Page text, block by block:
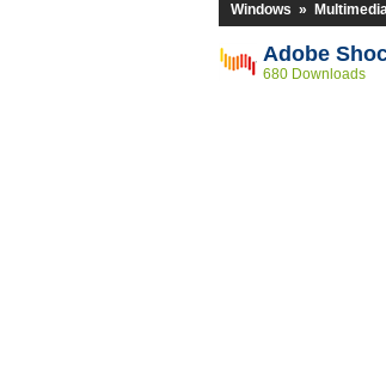
Windows »
Adobe
680 Downloads